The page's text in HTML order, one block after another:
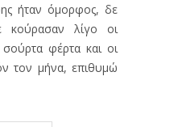
ήταν όμορφος, δε
κούρασαν λίγο οι
φέρτα και οι
τον μήνα, επιθυμώ